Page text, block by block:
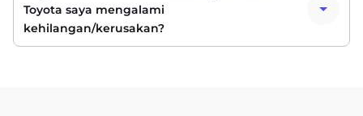
Toyota saya mengalami
kehilangan/kerusakan?